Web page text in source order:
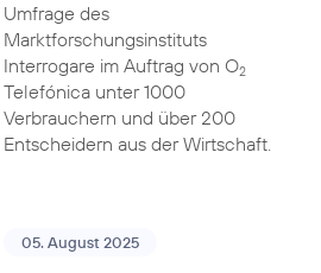
Umfrage des
Marktforschungsinstituts
Interrogare im Auftrag von O2
Telefónica unter 1000
Verbrauchern und über 200
Entscheidern aus der Wirtschaft.
05. August 2025